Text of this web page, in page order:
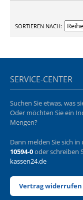
SORTIEREN NACH
SERVICE-CENTER
Suchen Sie etwas, was
Oder möchten Sie ein
Mengen?
Dann melden Sie sich
10594-0oder schreiben
kassen24.de
Vertrag widerrufen